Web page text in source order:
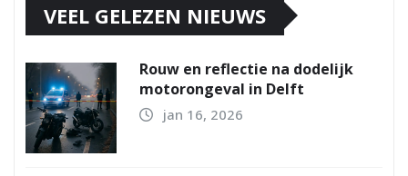
VEEL GELEZEN NIEUWS
Rouw en reflectie na dodelijk
motorongeval in Delft
jan 16, 2026